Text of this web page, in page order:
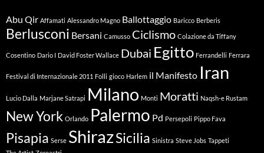
Abu Qir Affamati Alessandro Magno Ballottaggio Baricco Berberis
Berlusconi Bersani Camusso Ciclismo Colazione da Tiffany
Cosentino Dario I David Foster Wallace Dubai Egitto Ferrandelli Ferrara
Festival di Internazionale 2011 Folli gioco Harlem il Manifesto Iran
Lucio Dalla Marjane Satrapi Milano Monti Moratti Naqsh-e Rustam
New York Orlando Palermo Pd Persepoli Pippo Fava
Pisapia Serse ShirazSicilia Sinistra Steve Jobs Tappeti